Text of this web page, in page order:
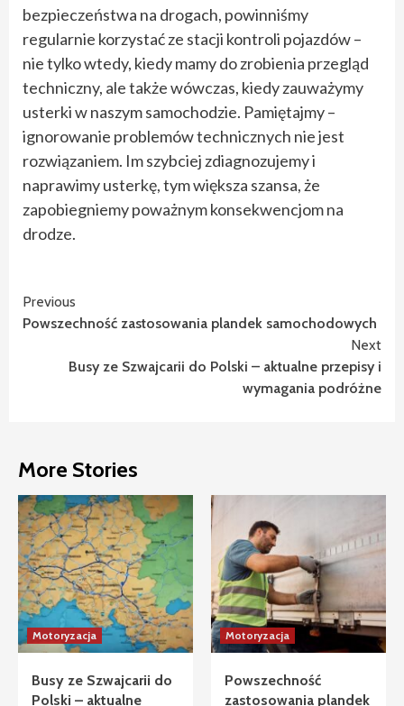
bezpieczeństwa na drogach, powinniśmy
regularnie korzystać ze stacji kontroli pojazdów –
nie tylko wtedy, kiedy mamy do zrobienia przegląd
techniczny, ale także wówczas, kiedy zauważymy
usterki w naszym samochodzie. Pamiętajmy –
ignorowanie problemów technicznych nie jest
rozwiązaniem. Im szybciej zdiagnozujemy i
naprawimy usterkę, tym większa szansa, że
zapobiegniemy poważnym konsekwencjom na
drodze.
Continue
Reading
Previous
Powszechność zastosowania plandek samochodowych
Next
Busy ze Szwajcarii do Polski – aktualne przepisy i
wymagania podróżne
More Stories
Motoryzacja
Busy ze Szwajcarii do
Polski – aktualne
Motoryzacja
Powszechność
zastosowania plandek